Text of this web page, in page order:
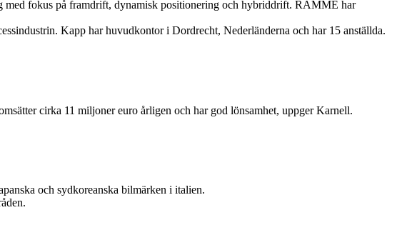
med fokus på framdrift, dynamisk positionering och hybriddrift. RAMME har
Kapp har huvudkontor i Dordrecht, Nederländerna och har 15 anställda.
cirka 11 miljoner euro årligen och har god lönsamhet, uppger Karnell.
och sydkoreanska bilmärken i italien.